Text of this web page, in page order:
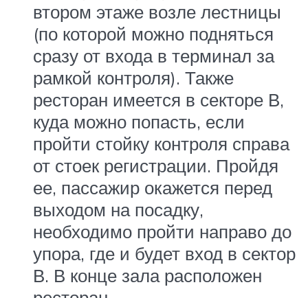
втором этаже возле лестницы
(по которой можно подняться
сразу от входа в терминал за
рамкой контроля). Также
ресторан имеется в секторе В,
куда можно попасть, если
пройти стойку контроля справа
от стоек регистрации. Пройдя
ее, пассажир окажется перед
выходом на посадку,
необходимо пройти направо до
упора, где и будет вход в сектор
В. В конце зала расположен